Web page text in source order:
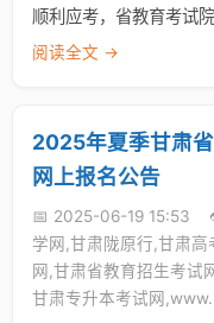
顺利应考，省教育考试
阅读全文 →
2025年夏季甘肃
网上报名公告
📅 2025-06-19 15:53
学网,甘肃陇原行,甘肃
网,甘肃省教育招生考试
甘肃专升本考试网